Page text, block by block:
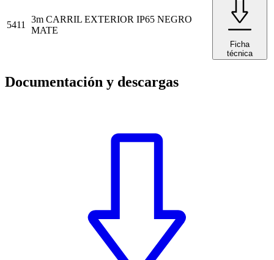
5411
3m CARRIL EXTERIOR IP65 NEGRO
MATE
Ficha
técnica
Documentación y descargas